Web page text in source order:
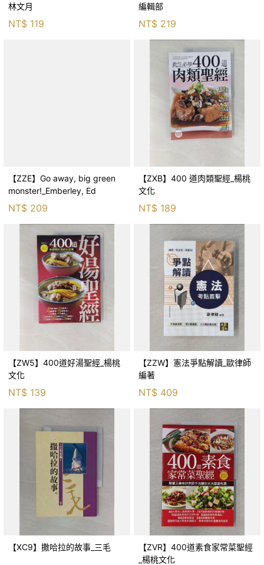
林文月
NT$ 119
編輯部
NT$ 219
【ZZE】Go away, big green
monster!_Emberley, Ed
NT$ 209
【ZXB】400 道肉類聖經_楊桃
文化
NT$ 189
【ZW5】400道好湯聖經_楊桃
文化
NT$ 139
【ZZW】憲法爭點解讀_歐律師
編著
NT$ 409
【XC9】撒哈拉的故事_三毛
【ZVR】400道素食家常菜聖經
_楊桃文化